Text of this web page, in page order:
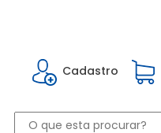
Cadastro